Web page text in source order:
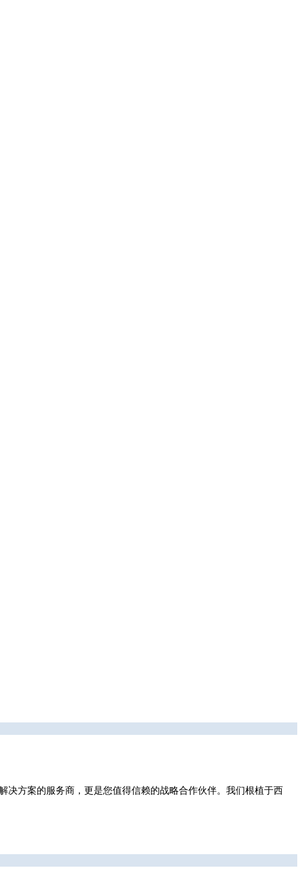
决方案的服务商，更是您值得信赖的战略合作伙伴。我们根植于西